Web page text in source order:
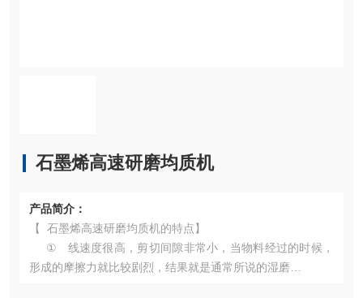
石墨烯高速研磨均质机
产品简介：
【 石墨烯高速研磨均质机的特点】
① 线速度很高，剪切间隙非常小，当物料经过的时候，
形成的摩擦力就比较剧烈，结果就是通常所说的湿磨